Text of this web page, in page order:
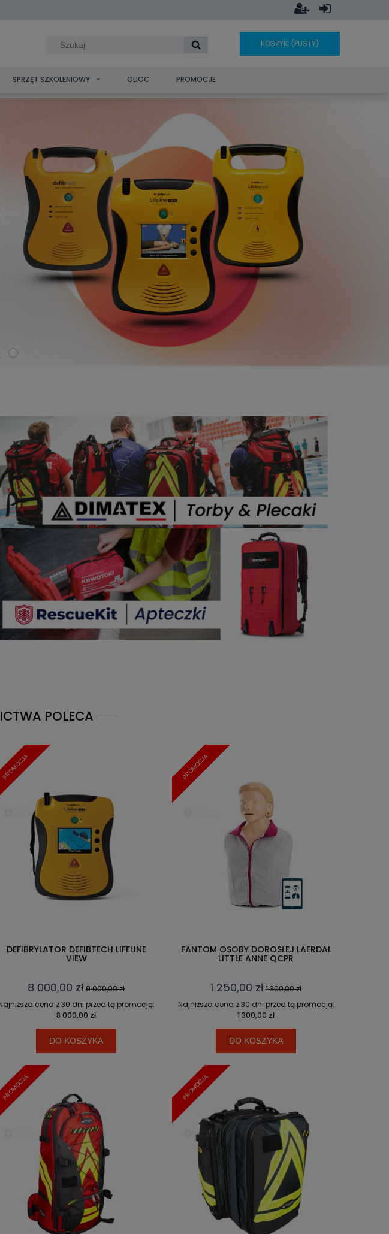
KOSZYK: (PUSTY)
SPRZĘT SZKOLENIOWY OLIOC PROMOCJE
POLECA
DEFIBRYLATOR DEFIBTECH LIFELINE
VIEW
8 000,00 zł9 000,00 zł
cena z 30 dni przed tą promocją:
8 000,00 zł
DO KOSZYKA
PROMOCJA
FANTOM OSOBY DOROSŁEJ LAERDAL
LITTLE ANNE QCPR
1 250,00 zł1 300,00 zł
Najniższa cena z 30 dni przed tą promocją:
1 300,00 zł
DO KOSZYKA
PROMOCJA
PROMOCJA PROMOCJA